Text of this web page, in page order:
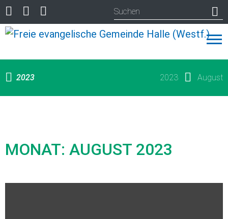
2023 2023 August
MONAT: AUGUST 2023